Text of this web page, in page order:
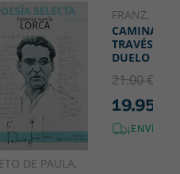
DE PAULA,
FRANZ, LOLA
TRAVÉS DEL
DUELO
21.00 €
19.95 €
¡ENVÍO